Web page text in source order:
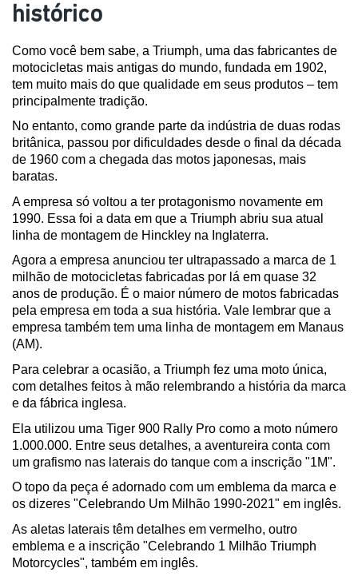
histórico
Como você bem sabe, a Triumph, uma das fabricantes de
motocicletas mais antigas do mundo, fundada em 1902,
tem muito mais do que qualidade em seus produtos – tem
principalmente tradição.
No entanto, como grande parte da indústria de duas rodas
britânica, passou por dificuldades desde o final da década
de 1960 com a chegada das motos japonesas, mais
baratas.
A empresa só voltou a ter protagonismo novamente em
1990. Essa foi a data em que a Triumph abriu sua atual
linha de montagem de Hinckley na Inglaterra.
Agora a empresa anunciou ter ultrapassado a marca de 1
milhão de motocicletas fabricadas por lá em quase 32
anos de produção. É o maior número de motos fabricadas
pela empresa em toda a sua história. Vale lembrar que a
empresa também tem uma linha de montagem em Manaus
(AM).
Para celebrar a ocasião, a Triumph fez uma moto única,
com detalhes feitos à mão relembrando a história da marca
e da fábrica inglesa.
Ela utilizou uma Tiger 900 Rally Pro como a moto número
1.000.000. Entre seus detalhes, a aventureira conta com
um grafismo nas laterais do tanque com a inscrição "1M".
O topo da peça é adornado com um emblema da marca e
os dizeres "Celebrando Um Milhão 1990-2021" em inglês.
As aletas laterais têm detalhes em vermelho, outro
emblema e a inscrição "Celebrando 1 Milhão Triumph
Motorcycles", também em inglês.